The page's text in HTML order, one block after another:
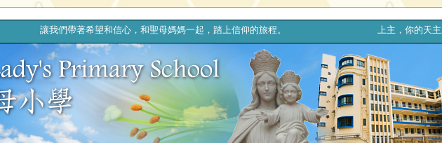
讓我們帶著希望和信心，和聖母媽媽一起，踏上信仰的旅程。 上主，你的天主